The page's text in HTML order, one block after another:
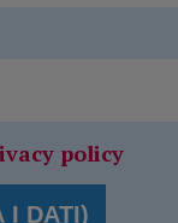
policy